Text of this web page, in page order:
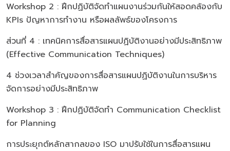
Workshop 2 : ฝึกปฏิบัติจัดทำแผนงานร่วมกันให้สอดคล้องกับ
KPIs ปัญหาการทำงาน หรือผลลัพธ์ของโครงการ
ส่วนที่ 4 : เทคนิคการสื่อสารแผนปฏิบัติงานอย่างมีประสิทธิภาพ
(Effective Communication Techniques)
4 ช่วงเวลาสำคัญของการสื่อสารแผนปฏิบัติงานในการบริหาร
จัดการอย่างมีประสิทธิภาพ
Workshop 3 : ฝึกปฏิบัติจัดทำ Communication Checklist
for Planning
การประยุกต์หลักสากลของ ISO มาปรับใช้ในการสื่อสารแผน